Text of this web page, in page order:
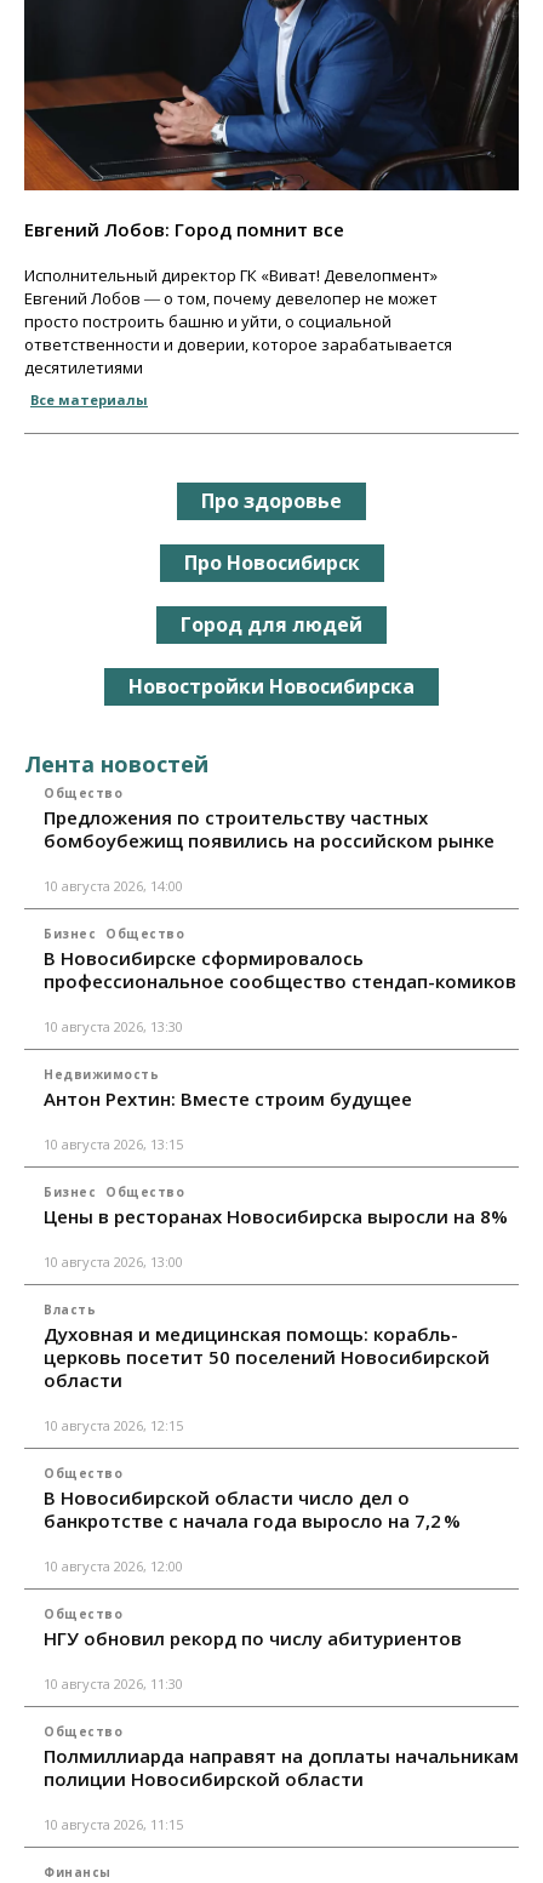
Евгений Лобов: Город помнит все
Исполнительный директор ГК «Виват! Девелопмент»
Евгений Лобов ― о том, почему девелопер не может
просто построить башню и уйти, о социальной
ответственности и доверии, которое зарабатывается
десятилетиями
Все материалы
Про здоровье
Про Новосибирск
Город для людей
Новостройки Новосибирска
Лента новостей
Общество
Предложения по строительству частных
бомбоубежищ появились на российском рынке
10 августа 2026, 14:00
Бизнес Общество
В Новосибирске сформировалось
профессиональное сообщество стендап-комиков
10 августа 2026, 13:30
Недвижимость
Антон Рехтин: Вместе строим будущее
10 августа 2026, 13:15
Бизнес Общество
Цены в ресторанах Новосибирска выросли на 8%
10 августа 2026, 13:00
Власть
Духовная и медицинская помощь: корабль-
церковь посетит 50 поселений Новосибирской
области
10 августа 2026, 12:15
Общество
В Новосибирской области число дел о
банкротстве с начала года выросло на 7,2 %
10 августа 2026, 12:00
Общество
НГУ обновил рекорд по числу абитуриентов
10 августа 2026, 11:30
Общество
Полмиллиарда направят на доплаты начальникам
полиции Новосибирской области
10 августа 2026, 11:15
Финансы